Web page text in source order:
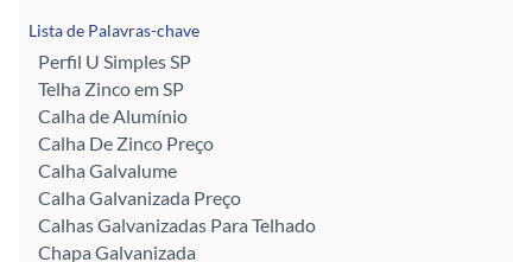
Lista de Palavras-chave
Perfil U Simples SP
Telha Zinco em SP
Calha de Alumínio
Calha De Zinco Preço
Calha Galvalume
Calha Galvanizada Preço
Calhas Galvanizadas Para Telhado
Chapa Galvanizada